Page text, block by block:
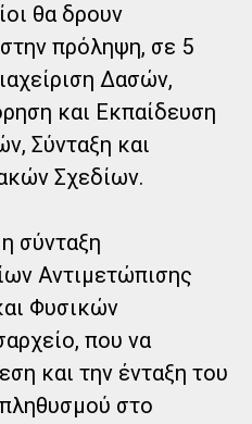
θα δρουν
πρόληψη, σε 5
Δασών,
και Εκπαίδευση
Σύνταξη και
Σχεδίων.
σύνταξη
Αντιμετώπισης
Φυσικών
που να
και την ένταξη του
στο